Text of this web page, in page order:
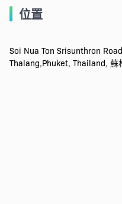
位置
Soi Nua Ton Srisunthron
Thalang,Phuket, Thailand,